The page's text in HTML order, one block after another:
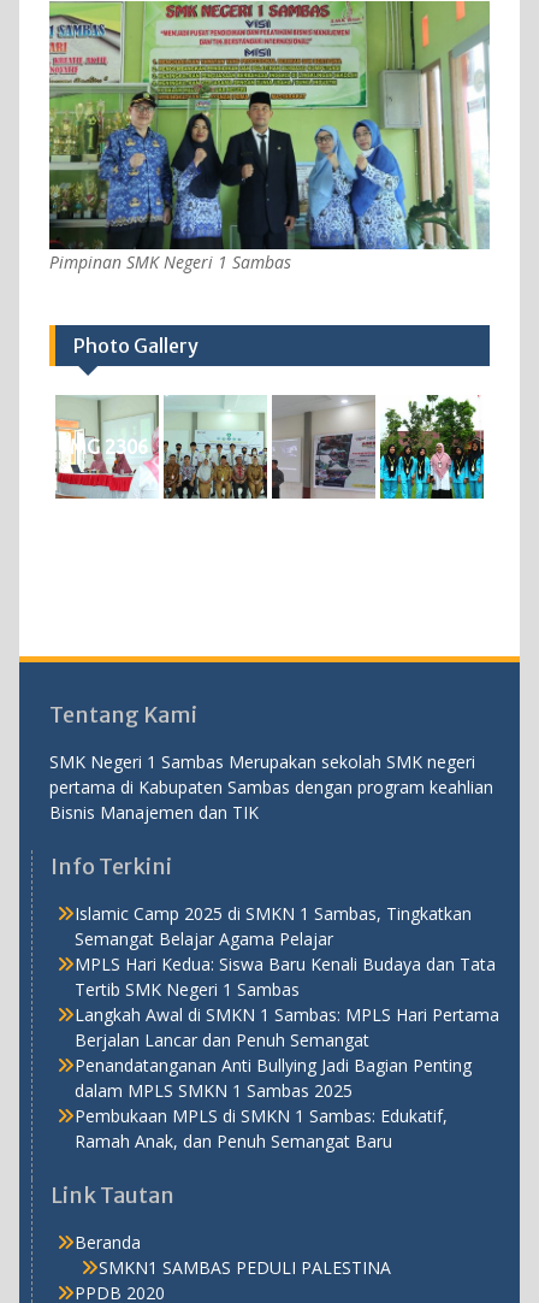
Pimpinan SMK Negeri 1 Sambas
Photo Gallery
IMG 2306
Tentang Kami
SMK Negeri 1 Sambas Merupakan sekolah SMK negeri
pertama di Kabupaten Sambas dengan program keahlian
Bisnis Manajemen dan TIK
Info Terkini
Islamic Camp 2025 di SMKN 1 Sambas, Tingkatkan
Semangat Belajar Agama Pelajar
MPLS Hari Kedua: Siswa Baru Kenali Budaya dan Tata
Tertib SMK Negeri 1 Sambas
Langkah Awal di SMKN 1 Sambas: MPLS Hari Pertama
Berjalan Lancar dan Penuh Semangat
Penandatanganan Anti Bullying Jadi Bagian Penting
dalam MPLS SMKN 1 Sambas 2025
Pembukaan MPLS di SMKN 1 Sambas: Edukatif,
Ramah Anak, dan Penuh Semangat Baru
Link Tautan
Beranda
SMKN1 SAMBAS PEDULI PALESTINA
PPDB 2020